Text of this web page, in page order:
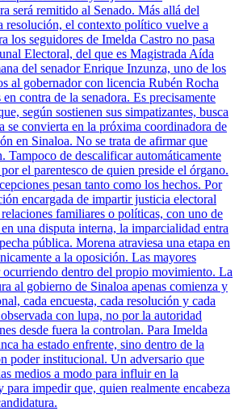
será remitido al Senado. Más allá del
resolución, el contexto político vuelve a
los seguidores de Imelda Castro no pasa
Electoral, del que es Magistrada Aída
del senador Enrique Inzunza, uno de los
al gobernador con licencia Rubén Rocha
contra de la senadora. Es precisamente
según sostienen sus simpatizantes, busca
se convierta en la próxima coordinadora de
en Sinaloa. No se trata de afirmar que
Tampoco de descalificar automáticamente
el parentesco de quien preside el órgano.
pesan tanto como los hechos. Por
encargada de impartir justicia electoral
familiares o políticas, con uno de
una disputa interna, la imparcialidad entra
pública. Morena atraviesa una etapa en
a la oposición. Las mayores
ocurriendo dentro del propio movimiento. La
al gobierno de Sinaloa apenas comienza y
cada encuesta, cada resolución y cada
con lupa, no por la autoridad
desde fuera la controlan. Para Imelda
ha estado enfrente, sino dentro de la
poder institucional. Un adversario que
medios a modo para influir en la
para impedir que, quien realmente encabeza